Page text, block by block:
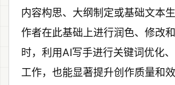
内容构思、大纲制定或基础文本
作者在此基础上进行润色、修改
时，利用AI写手进行关键词优化
工作，也能显著提升创作质量和